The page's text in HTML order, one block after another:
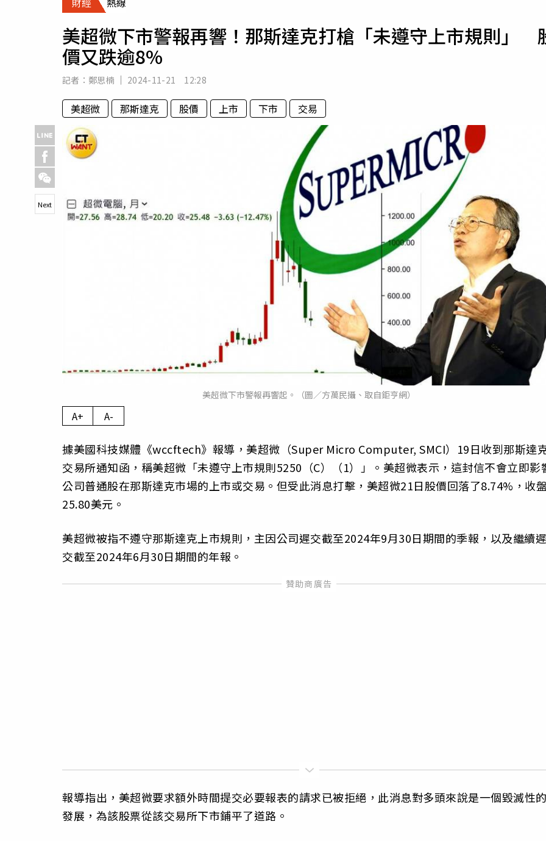
專欄
運勢
美超微下市警報再響！那斯達克打槍「未遵守上市規則」
價又跌逾8%
記者： 鄭思楠 2024-11-21 12:28
美超微 那斯達克 股價 上市 下市 交易
美超微下市警報再響起。（圖／方萬民攝、取自鉅亨網）
Next
A+ A-
據美國科技媒體《wccftech》報導，美超微（Super Micro Computer, SMCI）19日收到那斯達
交易所通知函，稱美超微「未遵守上市規則5250（C）（1）」。美超微表示，這封信不會立即影
公司普通股在那斯達克市場的上市或交易。但受此消息打擊，美超微21日股價回落了8.74%，收
25.80美元。
美超微被指不遵守那斯達克上市規則，主因公司遲交截至2024年9月30日期間的季報，以及繼續遲
交截至2024年6月30日期間的年報。
報導指出，美超微要求額外時間提交必要報表的請求已被拒絕，此消息對多頭來說是一個毀滅性
發展，為該股票從該交易所下市鋪平了道路。